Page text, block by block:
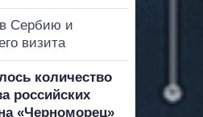
Сербию и
визита
количество
российских
«Черноморец»